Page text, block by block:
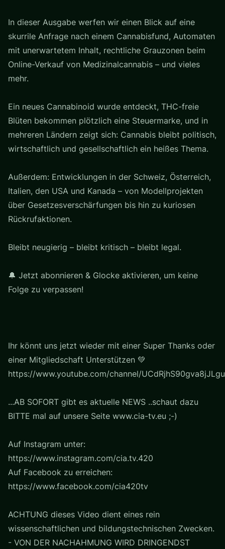
In dieser Ausgabe werfen wir einen Blick auf eine
skurrile Anfrage nach einem Cannabisfund, Automaten
mit unerwartetem Inhalt, rechtliche Grauzonen beim
Online-Verkauf von Medizinalcannabis – und vieles
mehr.
Ein neues Cannabinoid wurde entdeckt, THC-freie
Blüten bekommen plötzlich eine Steuermarke, und in
mehreren Ländern zeigt sich: Cannabis bleibt politisch,
wirtschaftlich und gesellschaftlich ein heißes Thema.
Außerdem: Entwicklungen in der Schweiz, Österreich,
Italien, den USA und Kanada – von Modellprojekten
über Gesetzesverschärfungen bis hin zu kuriosen
Rückrufaktionen.
Bleibt neugierig – bleibt kritisch – bleibt legal.
🔔 Jetzt abonnieren & Glocke aktivieren, um keine
Folge zu verpassen!
Ihr könnt uns jetzt wieder mit einer Super Thanks oder
einer Mitgliedschaft Unterstützen 💚
https://www.youtube.com/channel/
...AB SOFORT gibt es aktuelle NEWS ..schaut dazu
BITTE mal auf unsere Seite www.cia-tv.eu ;-)
Auf Instagram unter:
https://www.instagram.com/cia.tv.420
Auf Facebook zu erreichen:
https://www.facebook.com/cia420tv
ACHTUNG dieses Video dient eines rein
wissenschaftlichen und bildungstechnischen Zwecken.
- VON DER NACHAHMUNG WIRD DRINGENDST